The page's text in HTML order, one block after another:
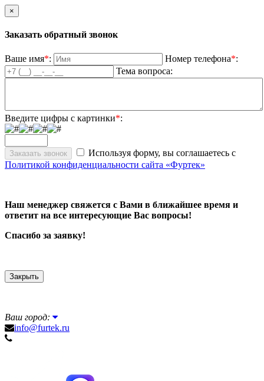
×
Заказать обратный звонок
Ваше имя*: Номер телефона*:
Тема вопроса:
Введите цифры с картинки*:
Используя форму, вы соглашаетесь с
Политикой конфиденциальности сайта «Фуртек»
Наш менеджер свяжется с Вами в ближайшее время и
ответит на все интересующие Вас вопросы!
Спасибо за заявку!
Закрыть
Ваш город:
info@furtek.ru